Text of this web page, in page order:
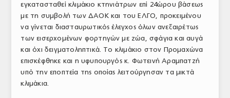
εγκατασταθεί κλιμάκιο κτηνιάτρων επί 24ώρου βάσεως
με τη συμβολή των ΔΑΟΚ και του ΕΛΓΟ, προκειμένου
να γίνεται διασταυρωτικός έλεγχος όλων ανεξαιρέτως
των εισερχομένων φορτηγών με ζώα, σφάγια και αυγά
και όχι δειγματοληπτικά. Το κλιμάκιο στον Προμαχώνα
επισκέφθηκε και η υφυπουργός κ. Φωτεινή Αραμπατζή
υπό την εποπτεία της οποίας λειτούργησαν τα μικτά
κλιμάκια.